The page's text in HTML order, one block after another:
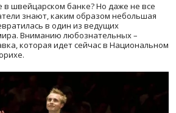
в швейцарском банке? Но даже не все
знают, каким образом небольшая
в один из ведущих
Вниманию любознательных –
которая идет сейчас в Национальном